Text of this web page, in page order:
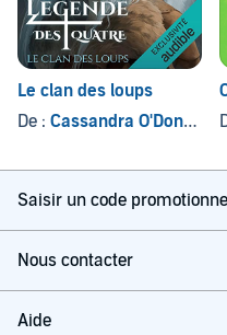
Le clan des loups
De : Cassandra O'Donnell
Saisir un code
Nous contacter
Aide